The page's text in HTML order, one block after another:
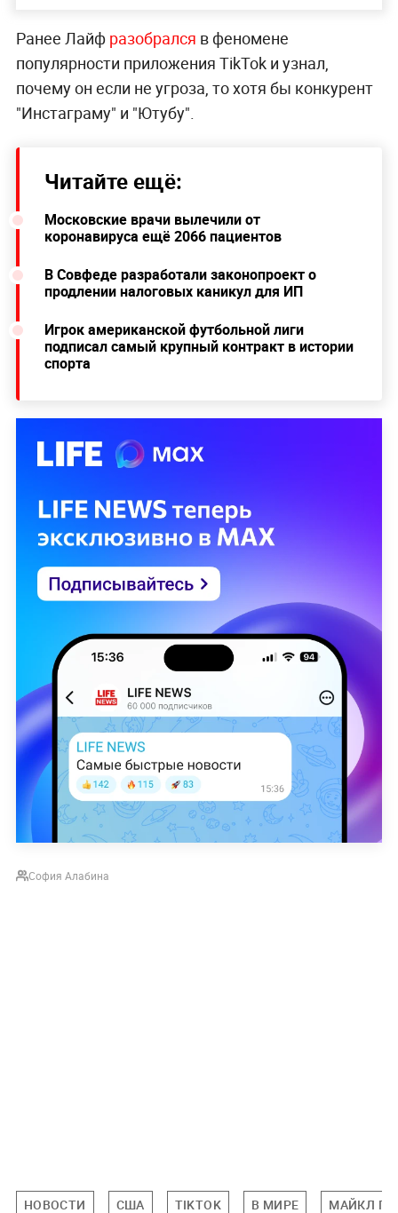
Ранее Лайфразобрался в феномене
популярности приложения TikTok и узнал,
почему он если не угроза, то хотя бы конкурент
"Инстаграму" и "Ютубу".
Читайте ещё:
Московские врачи вылечили от
коронавируса ещё 2066 пациентов
В Совфеде разработали законопроект о
продлении налоговых каникул для ИП
Игрок американской футбольной лиги
подписал самый крупный контракт в истории
спорта
София Алабина
НОВОСТИ США TIKTOK В МИРЕ МАЙКЛ